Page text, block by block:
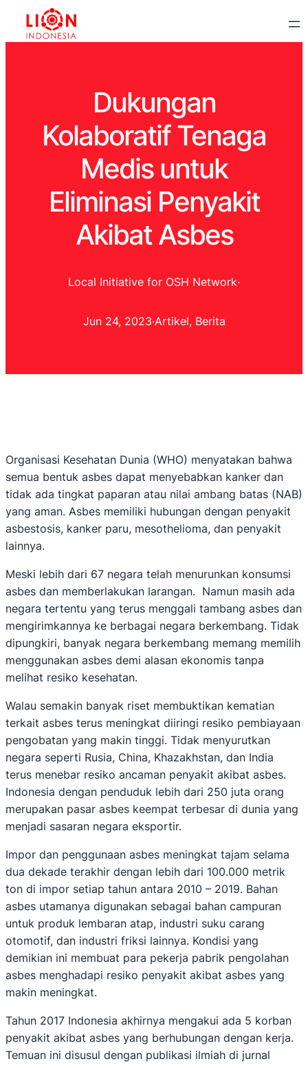
Dukungan
Kolaboratif Tenaga
Medis untuk
Eliminasi Penyakit
Akibat Asbes
Local Initiative for OSH Network·
Jun 24, 2023·Artikel, Berita
Organisasi Kesehatan Dunia (WHO) menyatakan bahwa
semua bentuk asbes dapat menyebabkan kanker dan
tidak ada tingkat paparan atau nilai ambang batas (NAB)
yang aman. Asbes memiliki hubungan dengan penyakit
asbestosis, kanker paru, mesothelioma, dan penyakit
lainnya.
Meski lebih dari 67 negara telah menurunkan konsumsi
asbes dan memberlakukan larangan. Namun masih ada
negara tertentu yang terus menggali tambang asbes dan
mengirimkannya ke berbagai negara berkembang. Tidak
dipungkiri, banyak negara berkembang memang memilih
menggunakan asbes demi alasan ekonomis tanpa
melihat resiko kesehatan.
Walau semakin banyak riset membuktikan kematian
terkait asbes terus meningkat diiringi resiko pembiayaan
pengobatan yang makin tinggi. Tidak menyurutkan
negara seperti Rusia, China, Khazakhstan, dan India
terus menebar resiko ancaman penyakit akibat asbes.
Indonesia dengan penduduk lebih dari 250 juta orang
merupakan pasar asbes keempat terbesar di dunia yang
menjadi sasaran negara eksportir.
Impor dan penggunaan asbes meningkat tajam selama
dua dekade terakhir dengan lebih dari 100.000 metrik
ton di impor setiap tahun antara 2010 – 2019. Bahan
asbes utamanya digunakan sebagai bahan campuran
untuk produk lembaran atap, industri suku carang
otomotif, dan industri friksi lainnya. Kondisi yang
demikian ini membuat para pekerja pabrik pengolahan
asbes menghadapi resiko penyakit akibat asbes yang
makin meningkat.
Tahun 2017 Indonesia akhirnya mengakui ada 5 korban
penyakit akibat asbes yang berhubungan dengan kerja.
Temuan ini disusul dengan publikasi ilmiah di jurnal